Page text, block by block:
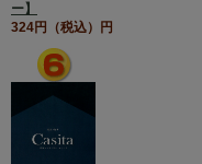
ー】
324円（税込）円